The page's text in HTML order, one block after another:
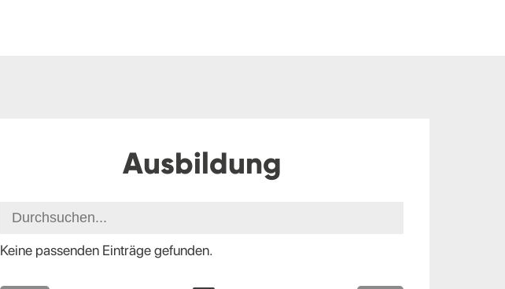
Ausbildung
Keine passenden Einträge gefunden.